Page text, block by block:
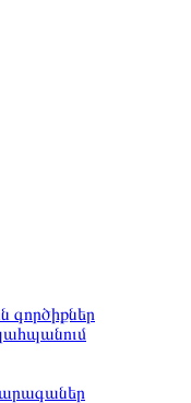
գործիքներ